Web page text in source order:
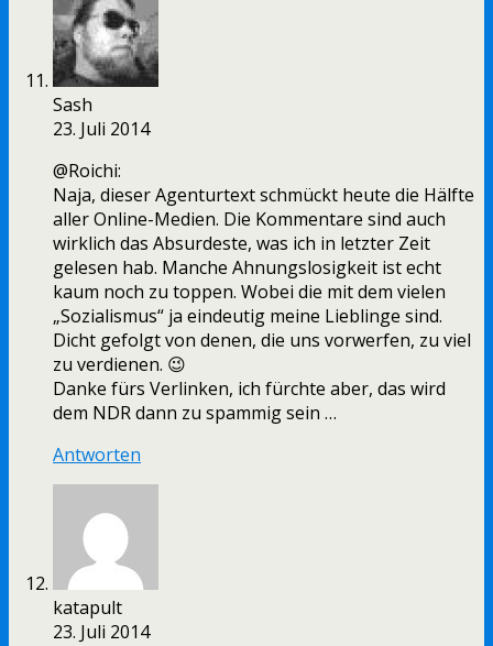
Sash
23. Juli 2014
@Roichi:
Naja, dieser Agenturtext schmückt heute die Hälfte
aller Online-Medien. Die Kommentare sind auch
wirklich das Absurdeste, was ich in letzter Zeit
gelesen hab. Manche Ahnungslosigkeit ist echt
kaum noch zu toppen. Wobei die mit dem vielen
„Sozialismus“ ja eindeutig meine Lieblinge sind.
Dicht gefolgt von denen, die uns vorwerfen, zu viel
zu verdienen. 😉
Danke fürs Verlinken, ich fürchte aber, das wird
dem NDR dann zu spammig sein …
Antworten
katapult
23. Juli 2014